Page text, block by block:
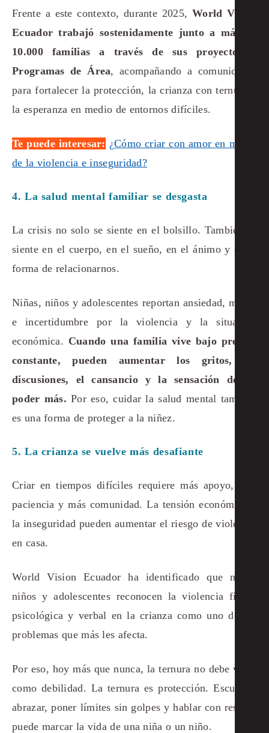
Frente a este contexto, durante 2025, World Vision
Ecuador trabajó sostenidamente junto a más de
10.000 familias a través de sus proyectos y
Programas de Área, acompañando a comunidades
para fortalecer la protección, la crianza con ternura y
la esperanza en medio de entornos difíciles.
Te puede interesar: ¿Cómo criar con amor en medio
de la violencia e inseguridad?
4. La salud mental familiar se desgasta
La crisis no solo se siente en el bolsillo. También se
siente en el cuerpo, en el sueño, en el ánimo y en la
forma de relacionarnos.
Niñas, niños y adolescentes reportan ansiedad, miedo
e incertidumbre por la violencia y la situación
económica. Cuando una familia vive bajo presión
constante, pueden aumentar los gritos, las
discusiones, el cansancio y la sensación de no
poder más.Por eso, cuidar la salud mental también
es una forma de proteger a la niñez.
5. La crianza se vuelve más desafiante
Criar en tiempos difíciles requiere más apoyo, más
paciencia y más comunidad. La tensión económica y
la inseguridad pueden aumentar el riesgo de violencia
en casa.
World Vision Ecuador ha identificado que niñas,
niños y adolescentes reconocen la violencia física,
psicológica y verbal en la crianza como uno de los
problemas que más les afecta.
Por eso, hoy más que nunca, la ternura no debe verse
como debilidad. La ternura es protección. Escuchar,
abrazar, poner límites sin golpes y hablar con respeto
puede marcar la vida de una niña o un niño.